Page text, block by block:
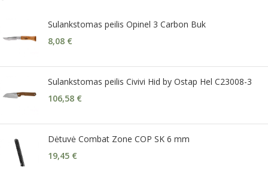
Sulankstomas peilis Opinel 3 Carbon Buk
8,08 €
Sulankstomas peilis Civivi Hid by Ostap Hel C23008-3
106,58 €
Dėtuvė Combat Zone COP SK 6 mm
19,45 €